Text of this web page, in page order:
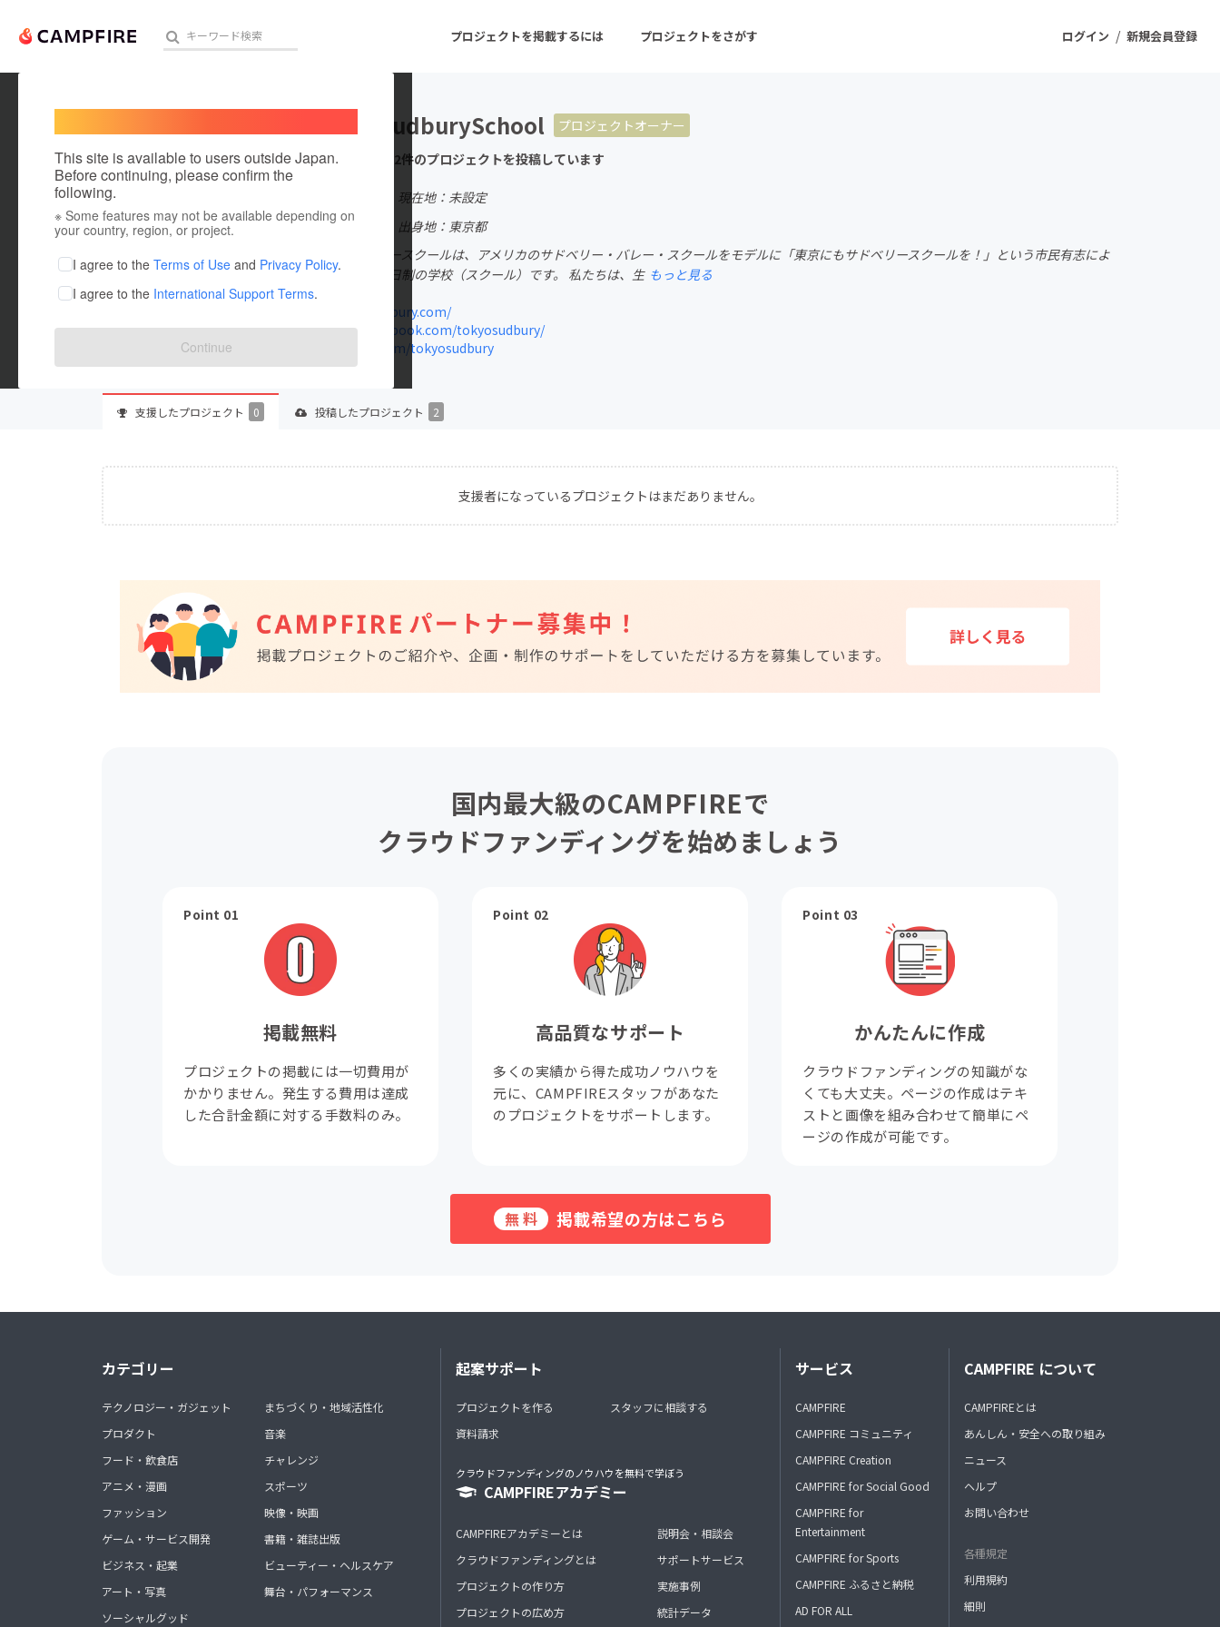
ログイン / 新規会員登録
プロジェクトを掲載するには プロジェクトをさがす
人気のプロジェクト 注目のリターン 注目の新着プロジェクト
アート・写真 音楽
テクノロジー・ガジェット
ゲーム・サービス開発 フード・飲食店
ファッション
映像・映画
ビジネス・起業
チャレンジ
まちづくり・地域活性化
CAMPFIREふるさと納税
machi-ya コミュニティ
This site is available to users outside Japan.
Before continuing, please confirm the
following.
※ Some features may not be available depending on
your country, region, or project.
I agree to the Terms of Use and Privacy Policy.
I agree to the International Support Terms.
Continue
TokyoSudburySchool
プロジェクトオーナー
これまでに2件のプロジェクトを投稿しています
現在地：未設定
出身国：日本
出身地：東京都
東京サドベリースクールは、アメリカのサドベリー・バレー・スクールをモデルに「東京にもサドベリースクールを！」という市民有志によ
り開校した全日制の学校（スクール）です。 私たちは、生 もっと見る
tokyosudbury.com/
ja-jp.facebook.com/tokyosudbury/
twitter.com/tokyosudbury
支援したプロジェクト 0 投稿したプロジェクト 2
支援者になっているプロジェクトはまだありません。
国内最大級のCAMPFIREで
クラウドファンディングを始めましょう
Point 01
掲載無料
プロジェクトの掲載には一切費用が
かかりません。発生する費用は達成
した合計金額に対する手数料のみ。
Point 02
高品質なサポート
多くの実績から得た成功ノウハウを
元に、CAMPFIREスタッフがあなた
のプロジェクトをサポートします。
Point 03
かんたんに作成
クラウドファンディングの知識がな
くても大丈夫。ページの作成はテキ
ストと画像を組み合わせて簡単にペ
ージの作成が可能です。
無料 掲載希望の方はこちら
カテゴリー
テクノロジー・ガジェット
プロダクト
フード・飲食店
アニメ・漫画
ファッション
ゲーム・サービス開発
ビジネス・起業
アート・写真
ソーシャルグッド
まちづくり・地域活性化
音楽
チャレンジ
スポーツ
映像・映画
書籍・雑誌出版
ビューティー・ヘルスケア
舞台・パフォーマンス
起案サポート
プロジェクトを作る
資料請求
スタッフに相談する
クラウドファンディングのノウハウを無料で学ぼう
CAMPFIREアカデミー
CAMPFIREアカデミーとは
クラウドファンディングとは
プロジェクトの作り方
プロジェクトの広め方
説明会・相談会
サポートサービス
実施事例
統計データ
サービス
CAMPFIRE
CAMPFIRE コミュニティ
CAMPFIRE Creation
CAMPFIRE for Social Good
CAMPFIRE for
Entertainment
CAMPFIRE for Sports
CAMPFIRE ふるさと納税
AD FOR ALL
CAMPFIRE について
CAMPFIREとは
あんしん・安全への取り組み
ニュース
ヘルプ
お問い合わせ
各種規定
利用規約
細則